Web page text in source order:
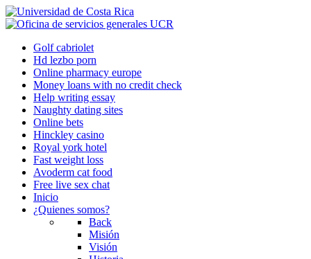
Golf cabriolet
Hd lezbo porn
Online pharmacy europe
Money loans with no credit check
Help writing essay
Naughty dating sites
Online bets
Hinckley casino
Royal york hotel
Fast weight loss
Avoderm cat food
Free live sex chat
Inicio
¿Quienes somos?
Back
Misión
Visión